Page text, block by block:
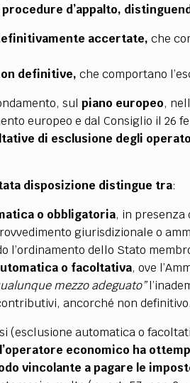
d’appalto,
accertate, che
definitive, che comportano
sul piano europeo,
europeo e dal Consiglio il 26
di esclusione degli
disposizione distingue tra:
o obbligatoria, in presenza
giurisdizionale o
l’ordinamento dello Stato
o facoltativa, ove
mezzo adeguato”
ancorché non definitivo.
(esclusione automatica o
economico ha
vincolante a pagare le